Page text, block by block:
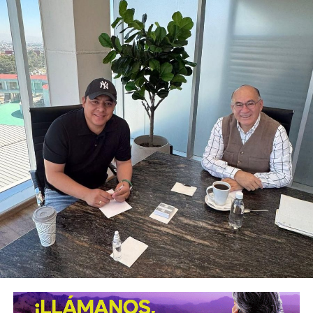
La diputada Brisseire Sánchez López, explicó que
mantener las luces encendidas permite incrementar
la visibilidad de las motocicletas ante otros usuarios
de la vía
, debido a que por sus dimensiones pueden ser
menos perceptibles que otros vehículos, particularmente
durante determinadas condiciones de circulación.
Señaló que esta medida se encuentra contemplada dentro
de estándares internacionales de seguridad vial, entre
ellos los establecidos en laConvención de Viena sobre
la Circulación Vial, de la que México forma parte, y tiene
como finalidad reducir los factores de riesgo asociados
con la circu lación de motocicletas.